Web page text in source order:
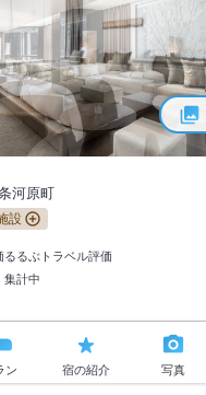
河原町
設
るるぶトラベル評価
集計中
ン 宿の紹介 写真